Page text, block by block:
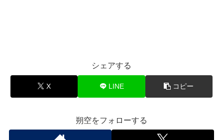
シェアする
X LINE コピー
朔空をフォローする